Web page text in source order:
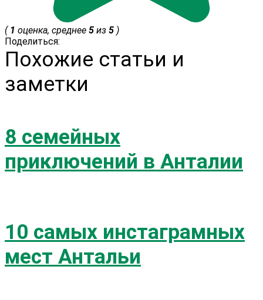
( 1 оценка, среднее 5 из 5 )
Поделиться:
Похожие статьи и
заметки
8 семейных
приключений в Анталии
10 самых инстаграмных
мест Антальи